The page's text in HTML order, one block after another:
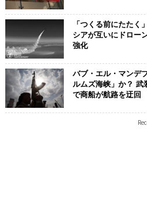
「つくる前にたた
シアが互いにドロー
強化
バブ・エル・マンデ
ルムズ海峡」か？ 武
で商船が航路を迂回